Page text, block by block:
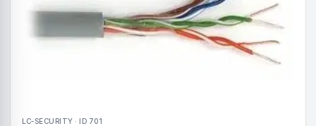
LC-SECURITY · ID 701